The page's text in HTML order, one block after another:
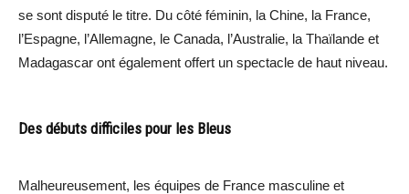
se sont disputé le titre. Du côté féminin, la Chine, la France,
l’Espagne, l’Allemagne, le Canada, l’Australie, la Thaïlande et
Madagascar ont également offert un spectacle de haut niveau.
Des débuts difficiles pour les Bleus
Malheureusement, les équipes de France masculine et